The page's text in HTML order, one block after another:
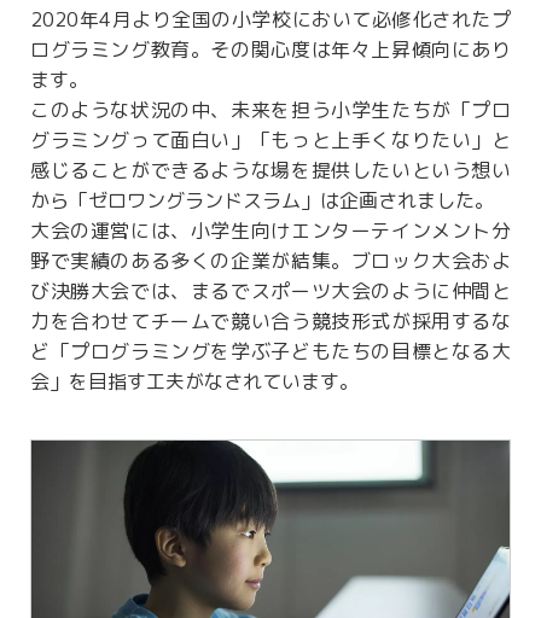
2020年4月より全国の小学校において必修化されたプ
ログラミング教育。その関心度は年々上昇傾向にあり
ます。
このような状況の中、未来を担う小学生たちが「プロ
グラミングって面白い」「もっと上手くなりたい」と
感じることができるような場を提供したいという想い
から「ゼロワングランドスラム」は企画されました。
大会の運営には、小学生向けエンターテインメント分
野で実績のある多くの企業が結集。ブロック大会およ
び決勝大会では、まるでスポーツ大会のように仲間と
力を合わせてチームで競い合う競技形式が採用するな
ど「プログラミングを学ぶ子どもたちの目標となる大
会」を目指す工夫がなされています。